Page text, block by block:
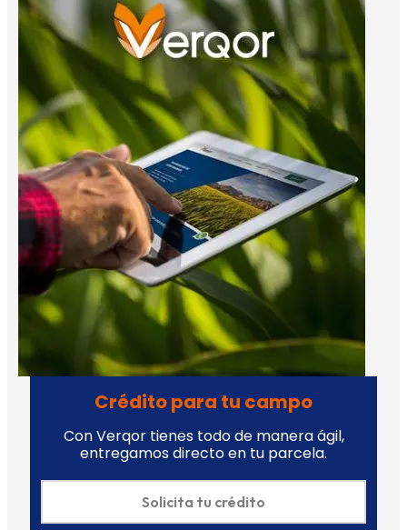
Crédito para tu campo
Con Verqor tienes todo de manera ágil,
entregamos directo en tu parcela.
Solicita tu crédito